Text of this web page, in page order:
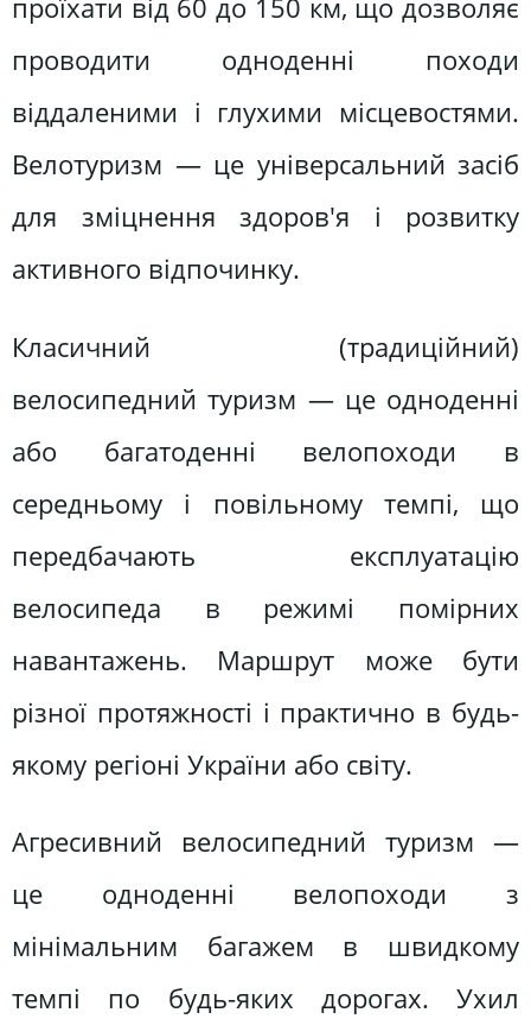
проїхати від 60 до 150 км, що дозволяє
проводити одноденні походи
віддаленими і глухими місцевостями.
Велотуризм — це універсальний засіб
для зміцнення здоров'я і розвитку
активного відпочинку.
Класичний (традиційний)
велосипедний туризм — це одноденні
або багатоденні велопоходи в
середньому і повільному темпі, що
передбачають експлуатацію
велосипеда в режимі помірних
навантажень. Маршрут може бути
різної протяжності і практично в будь-
якому регіоні України або світу.
Агресивний велосипедний туризм —
це одноденні велопоходи з
мінімальним багажем в швидкому
темпі по будь-яких дорогах. Ухил